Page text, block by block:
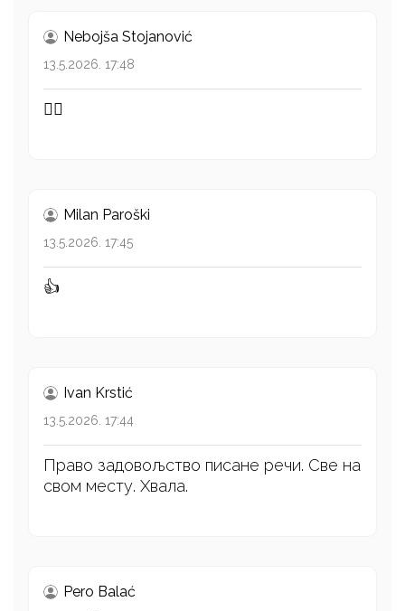
Nebojša Stojanović
13.5.2026. 17:48
👍🏻
Milan Paroški
13.5.2026. 17:45
👍
Ivan Krstić
13.5.2026. 17:44
Право задовољство писане речи. Све на
свом месту. Хвала.
Pero Balać